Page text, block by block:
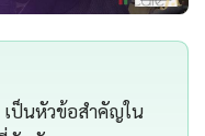
เป็นหัวข้อสำคัญใน